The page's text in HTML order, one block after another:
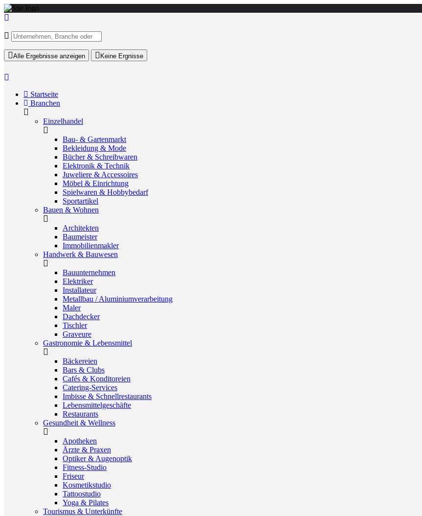
Alle Ergebnisse anzeigen Keine Ergnisse
Startseite
Branchen
Einzelhandel
Bau- & Gartenmarkt
Bekleidung & Mode
Bücher & Schreibwaren
Elektronik & Technik
Juweliere & Accessoires
Möbel & Einrichtung
Spielwaren & Hobbybedarf
Sportartikel
Bauen & Wohnen
Architekten
Baumeister
Immobilienmakler
Handwerk & Bauwesen
Bauunternehmen
Elektriker
Installateur
Metallbau / Aluminiumverarbeitung
Maler
Dachdecker
Tischler
Graveure
Gastronomie & Lebensmittel
Bäckereien
Bars & Clubs
Cafés & Konditoreien
Catering-Services
Imbisse & Schnellrestaurants
Lebensmittelgeschäfte
Restaurants
Gesundheit & Wellness
Apotheken
Ärzte & Praxen
Optiker & Augenoptik
Fitness-Studio
Friseur
Kosmetikstudio
Tattoostudio
Yoga & Pilates
Tourismus & Unterkünfte